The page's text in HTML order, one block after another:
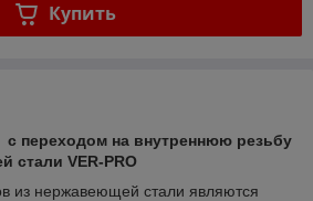
Купить
переходом на внутреннюю резьбу
стали VER-PRO
из нержавеющей стали являются